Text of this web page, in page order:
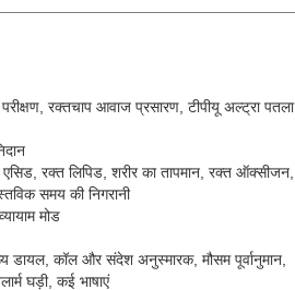
रक्तचाप आवाज प्रसारण, टीपीयू अल्ट्रा पतला
रक्त लिपिड, शरीर का तापमान, रक्त ऑक्सीजन,
समय की निगरानी
मोड
डायल, कॉल और संदेश अनुस्मारक, मौसम पूर्वानुमान,
घड़ी, कई भाषाएं